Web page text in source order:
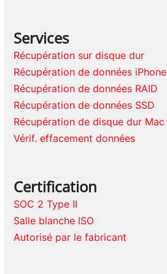
Services
Récupération sur disque dur
Récupération de données iPhone
Récupération de données RAID
Récupération de données SSD
Récupération de disque dur Mac
Vérif. effacement données
Certification
SOC 2 Type II
Salle blanche ISO
Autorisé par le fabricant